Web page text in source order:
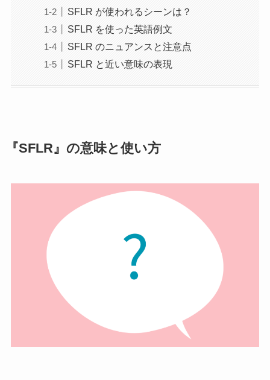
SFLR が使われるシーンは？
SFLR を使った英語例文
SFLR のニュアンスと注意点
SFLR と近い意味の表現
『SFLR』の意味と使い方